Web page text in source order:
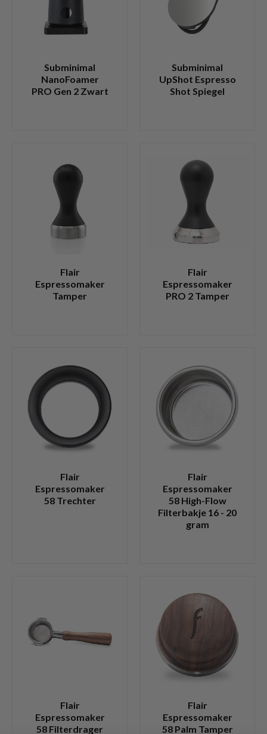
Subminimal
NanoFoamer
PRO Gen 2 Zwart
Subminimal
UpShot Espresso
Shot Spiegel
Flair
Espressomaker
Tamper
Flair
Espressomaker
PRO 2 Tamper
Flair
Espressomaker
58 Trechter
Flair
Espressomaker
58 High-Flow
Filterbakje 16 - 20
gram
Flair
Espressomaker
58 Filterdrager
Flair
Espressomaker
58 Palm Tamper